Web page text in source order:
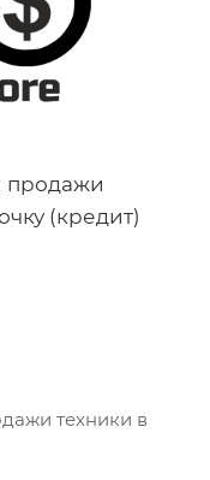
продажи
(кредит)
техники в